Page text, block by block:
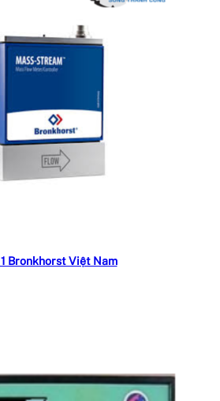
Đọc tiếp
Bronkhorst Việt Nam